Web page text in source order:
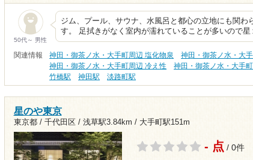
50代～ 男性
ジム、プール、サウナ、水風呂と都心の立地にも関わ
す。 足拭きがなく室内が濡れていることが多いので星
関連情報 神田・御茶ノ水・大手町周辺 塩化物泉
神田・御茶ノ水・大
神田・御茶ノ水・大手町周辺 冷え性
神田・御茶ノ水・大手
竹橋駅
神田駅 淡路町駅
星のや東京
東京都 / 千代田区 / 浅草駅3.84km / 大手町駅151m
- 点 / 0件